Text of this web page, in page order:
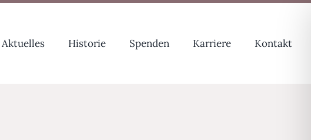
Aktuelles Historie Spenden Karriere Kontakt